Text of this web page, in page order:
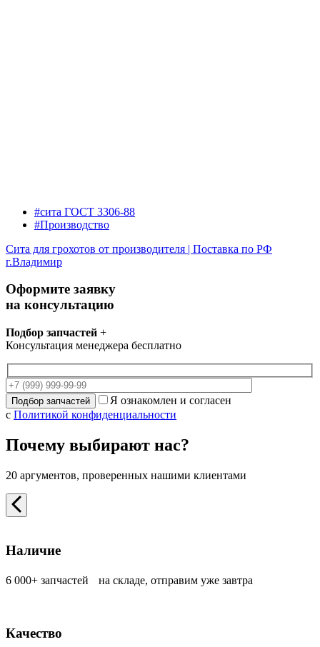
#сита ГОСТ 3306-88
#Производство
Сита для грохотов от производителя | Поставка по РФ
г.Владимир
Оформите заявку
на консультацию
Подбор запчастей +
Консультация менеджера бесплатно
Я ознакомлен и согласен
с Политикой конфиденциальности
Почему выбирают нас?
20 аргументов, проверенных нашими клиентами
Наличие
6 000+ запчастей на складе, отправим уже завтра
Качество